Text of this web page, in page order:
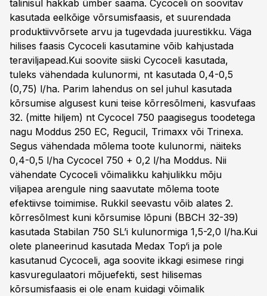
talinisul hakkab ümber saama. Cycoceli on soovitav
kasutada eelkõige võrsumisfaasis, et suurendada
produktiivvõrsete arvu ja tugevdada juurestikku. Väga
hilises faasis Cycoceli kasutamine võib kahjustada
teraviljapead.Kui soovite siiski Cycoceli kasutada,
tuleks vähendada kulunormi, nt kasutada 0,4-0,5
(0,75) l/ha. Parim lahendus on sel juhul kasutada
kõrsumise algusest kuni teise kõrresõlmeni, kasvufaas
32. (mitte hiljem) nt Cycocel 750 paagisegus toodetega
nagu Moddus 250 EC, Regucil, Trimaxx või Trinexa.
Segus vähendada mõlema toote kulunormi, näiteks
0,4-0,5 l/ha Cycocel 750 + 0,2 l/ha Moddus. Nii
vähendate Cycoceli võimalikku kahjulikku mõju
viljapea arengule ning saavutate mõlema toote
efektiivse toimimise. Rukkil seevastu võib alates 2.
kõrresõlmest kuni kõrsumise lõpuni (BBCH 32-39)
kasutada Stabilan 750 SL’i kulunormiga 1,5-2,0 l/ha.Kui
olete planeerinud kasutada Medax Top‘i ja pole
kasutanud Cycoceli, aga soovite ikkagi esimese ringi
kasvuregulaatori mõjuefekti, sest hilisemas
kõrsumisfaasis ei ole enam kuidagi võimalik